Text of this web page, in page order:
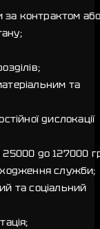
контрактом
та
дислокації
25000 до 127000
служби;
та соціальний